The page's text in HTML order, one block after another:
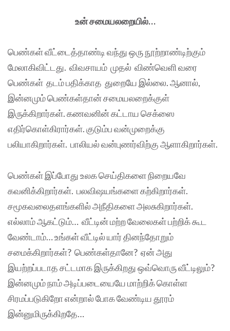
உன் சமையலறையில்…
பெண்கள் வீட்டைத்தாண்டி வந்து ஒரு நூற்றாண்டிற்கும்
மேலாகிவிட்டது. விவசாயம் முதல் விண்வெளி வரை
பெண்கள் தடம் பதிக்காத துறையே இல்லை. ஆனால்,
இன்னமும் பெண்கள்தான் சமையலறைக்குள்
இருக்கிறார்கள். கணவனின் கட்டாய செக்ஸை
எதிர்கொள்கிரார்கள். குடும்ப வன்முறைக்கு
பலியாகிறார்கள். பாலியல் வன்புணர்விற்கு ஆளாகிறார்கள்.
பெண்கள் இப்போது உலக செய்திகளை நிறையவே
கவனிக்கிறார்கள். பலவிஷயங்களை கற்கிறார்கள்.
சமூகவலைதளங்களில் அநீதிகளை அலசுகிறார்கள்.
எல்லாம் ஆகட்டும்… வீட்டின் மற்ற வேலைகள் பற்றிக் கூட
வேண்டாம்… உங்கள் வீட்டில் யார் தினந்தோறும்
சமைக்கிறார்கள்? பெண்கள்தானே? ஏன் அது
இயற்றப்படாத சட்டமாக இருக்கிறது ஒவ்வொரு வீட்டிலும்?
இன்னமும் நாம் அடிப்படையையே மாற்றிக் கொள்ள
சிரமப்படுகிறோ என்றால் போக வேண்டிய தூரம்
இன்னுமிருக்கிறதே…